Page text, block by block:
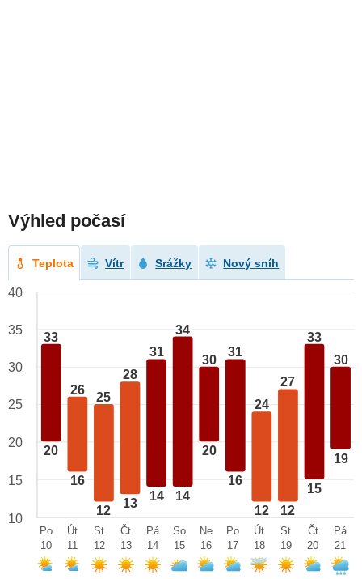
Výhled počasí
Teplota Vítr Srážky Nový sníh
33
20
26
16
25
12
28
13
31
14
34
14
30
20
31
16
24
12
27
12
33
15
30
19
40
35
30
25
20
15
10
Po
10
Út
11
St
12
Čt
13
Pá
14
So
15
Ne
16
Po
17
Út
18
St
19
Čt
20
Pá
21